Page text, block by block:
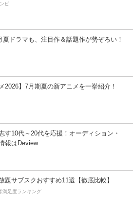
ピ
夏ドラマも、注目作＆話題作が勢ぞろい！
2026】7月期夏の新アニメを一挙紹介！
す10代～20代を応援！オーディション・
報はDeview
題サブスクおすすめ11選【徹底比較】
満足度ランキング